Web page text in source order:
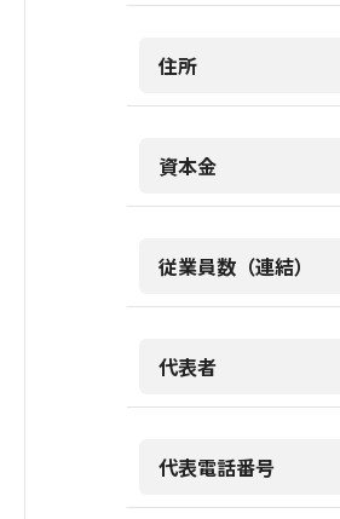
住所
資本金
従業員数（連結）
代表者
代表電話番号